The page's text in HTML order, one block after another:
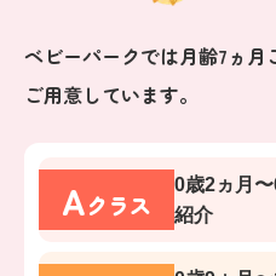
ベビーパークでは月齢7ヵ月
ご用意しています。
Aクラス
0歳2ヵ月〜
紹介